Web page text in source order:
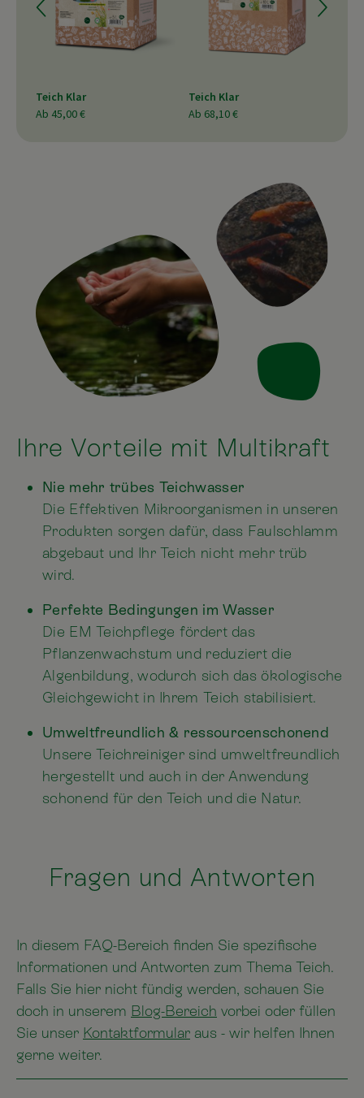
Teich Klar
Ab 45,00 €
Teich Klar
Ab 68,10 €
Ihre Vorteile mit Multikraft
Nie mehr trübes Teichwasser
Die Effektiven Mikroorganismen in unseren
Produkten sorgen dafür, dass Faulschlamm
abgebaut und Ihr Teich nicht mehr trüb
wird.
Perfekte Bedingungen im Wasser
Die EM Teichpflege fördert das
Pflanzenwachstum und reduziert die
Algenbildung, wodurch sich das ökologische
Gleichgewicht in Ihrem Teich stabilisiert.
Umweltfreundlich & ressourcenschonend
Unsere Teichreiniger sind umweltfreundlich
hergestellt und auch in der Anwendung
schonend für den Teich und die Natur.
Fragen und Antworten
In diesem FAQ-Bereich finden Sie spezifische
Informationen und Antworten zum Thema Teich.
Falls Sie hier nicht fündig werden, schauen Sie
doch in unserem Blog-Bereich vorbei oder füllen
Sie unser Kontaktformular aus - wir helfen Ihnen
gerne weiter.